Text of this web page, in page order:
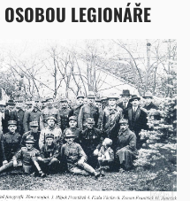
LEGIONÁŘE